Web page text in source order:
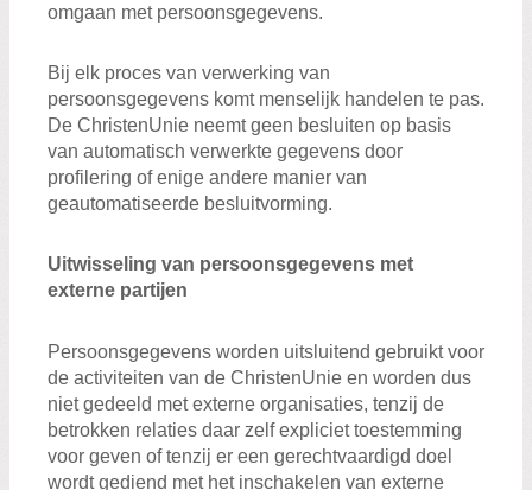
omgaan met persoonsgegevens.
Bij elk proces van verwerking van
persoonsgegevens komt menselijk handelen te pas.
De ChristenUnie neemt geen besluiten op basis
van automatisch verwerkte gegevens door
profilering of enige andere manier van
geautomatiseerde besluitvorming.
Uitwisseling van persoonsgegevens met
externe partijen
Persoonsgegevens worden uitsluitend gebruikt voor
de activiteiten van de ChristenUnie en worden dus
niet gedeeld met externe organisaties, tenzij de
betrokken relaties daar zelf expliciet toestemming
voor geven of tenzij er een gerechtvaardigd doel
wordt gediend met het inschakelen van externe